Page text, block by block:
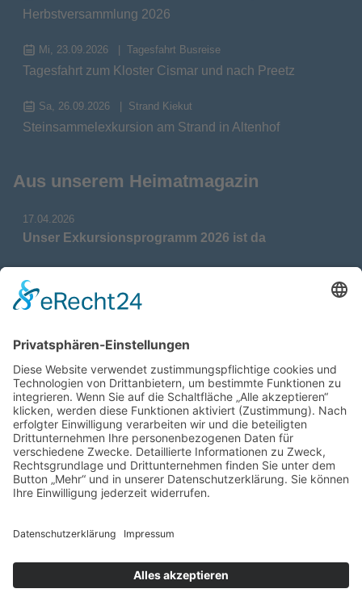
Herbstversammlung 2026
Mi, 23.09.2026 Tagesfahrt Busreise
Tagesfahrt zum Kloster Cismar und nach Preetz
Sa, 26.09.2026 Strand Kiekut
Steinsammelexkursion am Strand in Altenhof
Aus unserem Heimatmagazin
17.04.2026
Unser Exkursionsprogramm 2026 ist da
17.04.2026
Verdienstmedaille für Telse Stoy
Das war: Munition im Meer
17.04.2026
Fahrtenprogramm 2026 ist fertig
12.10.2025
Darstellung verschiedener Orte innerhalb des
Gebiets der Heimatgemeinschaft Eckernförde
Neu: Historie der Güter im Altkreis Eckernförde